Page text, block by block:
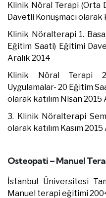
Klinik Nöral Terapi (Orta
Davetli Konuşmacı olarak
Klinik Nöralterapi 1.
Eğitim Saati) Eğitimi
Aralık 2014
Klinik Nöral Terapi
Uygulamalar- 20 Eğitim
olarak katılım Nisan 2015
3. Klinik Nöralterapi
olarak katılım Kasım
Osteopati – Manuel
İstanbul Üniversitesi
Manuel terapi eğitimi